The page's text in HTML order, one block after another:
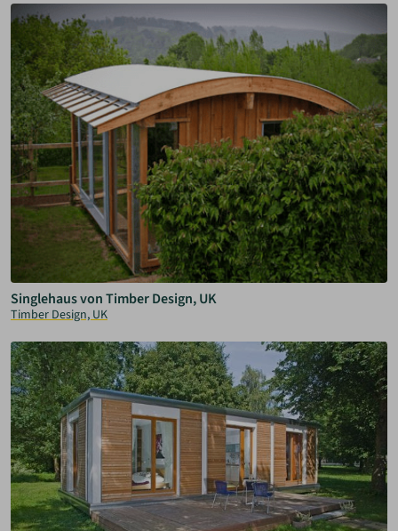
Singlehaus von Timber Design, UK
Timber Design, UK